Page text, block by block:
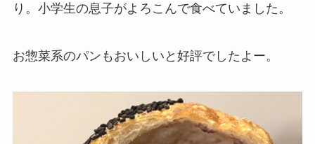
り。小学生の息子がよろこんで食べていました。
お惣菜系のパンもおいしいと好評でしたよー。